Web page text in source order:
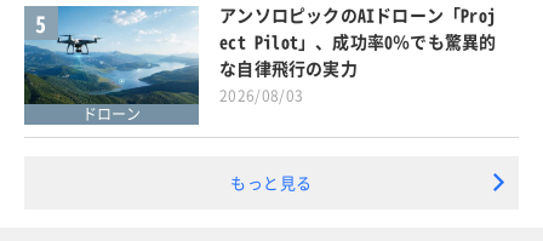
5
ドローン
アンソロピックのAIドローン「Proj
ect Pilot」、成功率0％でも驚異的
な自律飛行の実力
2026/08/03
もっと見る